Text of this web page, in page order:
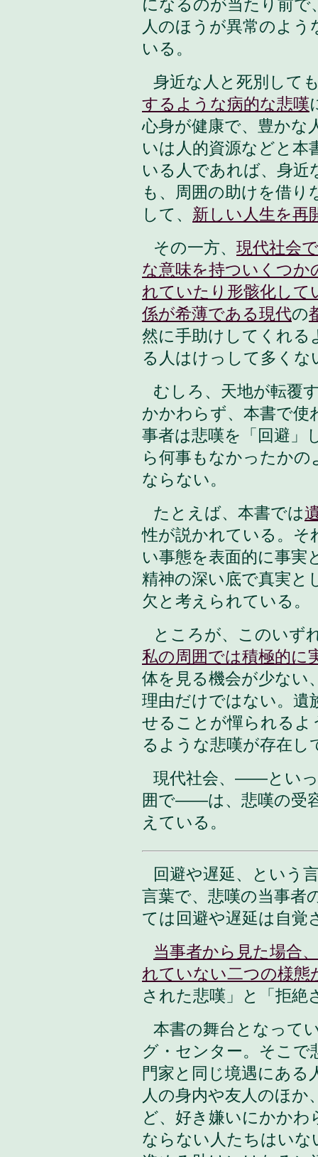
になるのが当たり前で
人のほうが異常のよ
いる。
身近な人と死別して
するような病的な悲嘆
心身が健康で、豊かな
いは人的資源などと本
いる人であれば、身近
も、周囲の助けを借り
して、 新しい人生を再
その一方、 現代社会
な意味を持ついくつか
れていたり形骸化して
係が希薄である現代の
然に手助けしてくれる
る人はけっして多くな
むしろ、天地が転覆
かかわらず、本書で使
事者は悲嘆を「回避」
ら何事もなかったか
ならない。
たとえば、本書では
性が説かれている。
い事態を表面的に事実
精神の深い底で真実と
欠と考えられている。
ところが、このいず
私の周囲では積極的に
体を見る機会が少ない
理由だけではない。遺
せることが憚られるよ
るような悲嘆が存在し
現代社会、——といっ
囲で——は、悲嘆の受
えている。
回避や遅延、という
言葉で、悲嘆の当事者
ては回避や遅延は自覚
当事者から見た場合
れていない二つの様態
された悲嘆」と「拒絶
本書の舞台となって
グ・センター。そこで
門家と同じ境遇にある
人の身内や友人のほか
ど、好き嫌いにかか
ならない人たちはいな